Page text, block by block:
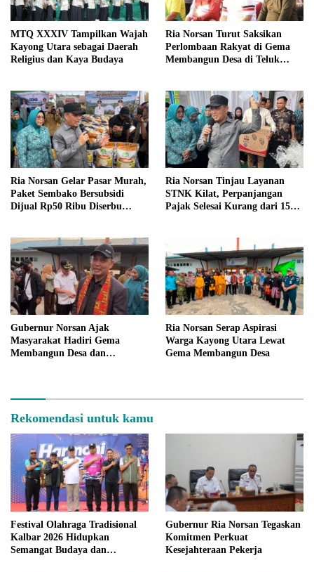
MTQ XXXIV Tampilkan Wajah
Kayong Utara sebagai Daerah
Religius dan Kaya Budaya
Ria Norsan Turut Saksikan
Perlombaan Rakyat di Gema
Membangun Desa di Teluk
Ria Norsan Gelar Pasar Murah,
Paket Sembako Bersubsidi
Dijual Rp50 Ribu Diserbu
Ria Norsan Tinjau Layanan
STNK Kilat, Perpanjangan
Pajak Selesai Kurang dari 15
Gubernur Norsan Ajak
Masyarakat Hadiri Gema
Membangun Desa dan
Ria Norsan Serap Aspirasi
Warga Kayong Utara Lewat
Gema Membangun Desa
Rekomendasi untuk kamu
Festival Olahraga Tradisional
Kalbar 2026 Hidupkan
Semangat Budaya dan
Gubernur Ria Norsan Tegaskan
Komitmen Perkuat
Kesejahteraan Pekerja